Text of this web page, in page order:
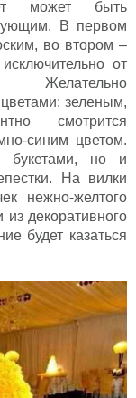
может быть
В первом
во втором –
от
Желательно
зеленым,
смотрится
синим цветом.
букетами, но и
На вилки
нежно-желтого
из декоративного
будет казаться